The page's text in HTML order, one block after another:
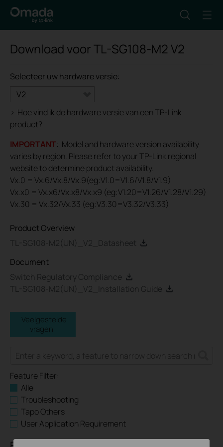
Download voorTL-SG108-M2 V2
Selecteer uw hardware versie:
V2
> Hoe vind ik de hardware versie van een TP-Link
product?
IMPORTANT: Model and hardware version availability
varies by region. Please refer to your TP-Link regional
website to determine product availability.
Vx.0 = Vx.6/Vx.8/Vx.9(eg:V1.0=V1.6/V1.8/V1.9)
Vx.x0 = Vx.x6/Vx.x8/Vx.x9 (eg:V1.20=V1.26/V1.28/V1.29)
Vx.30 = Vx.32/Vx.33 (eg:V3.30=V3.32/V3.33)
Product Overview
TL-SG108-M2(UN)_V2_Datasheet
Document
Switch Regulatory Compliance
TL-SG108-M2(UN)_V2_Installation Guide
Veelgestelde
vragen
Feature Filter:
Alle
Troubleshooting
Tapo Others
User Application Requirement